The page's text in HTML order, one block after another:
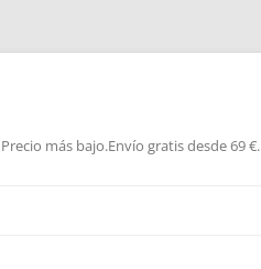
más bajo.Envío gratis desde 69 €.